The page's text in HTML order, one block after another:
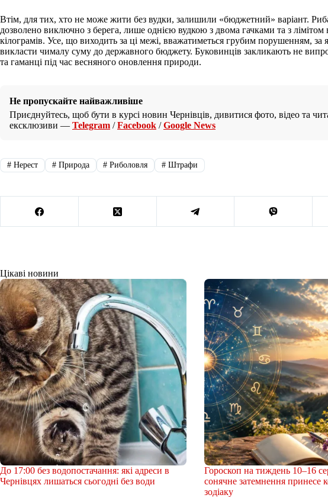
Втім, для тих, хто не може жити без вудки, залишили «бюджетний» варіант.
дозволено виключно з берега, лише однією вудкою з двома гачками та з лімітом
кілограмів. Усе, що виходить за ці межі, вважатиметься грубим порушенням, за
викласти чималу суму до державного бюджету. Буковинців закликають не
та гаманці під час весняного оновлення природи.
Не пропускайте найважливіше
Приєднуйтесь, щоб бути в курсі новин Чернівців, дивитися фото, відео та
ексклюзиви — Telegram /Facebook /Google News
#Нерест #Природа # Риболовля # Штрафи
Цікаві новини
До 17:00 без водопостачання: які адреси в
Чернівцях лишаться сьогодні без води
Гороскоп на тиждень 10–16
сонячне затемнення принесе
зодіаку